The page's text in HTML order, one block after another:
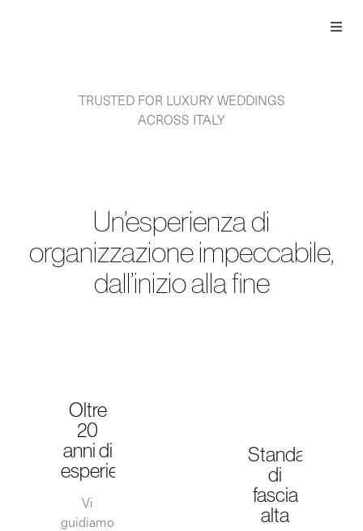
TRUSTED FOR LUXURY WEDDINGS
ACROSS ITALY
Un’esperienza di
organizzazione impeccabile,
dall’inizio alla fine
Oltre
20
anni di
esperienza
Vi
guidiamo
Standard
di
fascia
alta